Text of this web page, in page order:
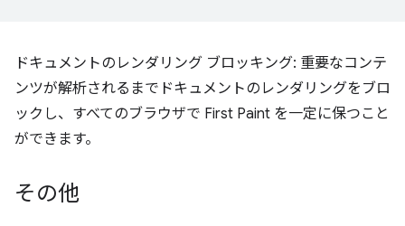
ドキュメントのレンダリング ブロッキング: 重要なコンテ
ンツが解析されるまでドキュメントのレンダリングをブロ
ックし、すべてのブラウザで First Paint を一定に保つこと
ができます。
その他